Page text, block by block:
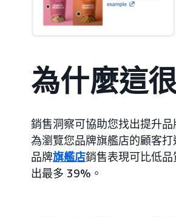
為什麼這
銷售洞察可協助您找出提升
為瀏覽您品牌旗艦店的顧客
品牌旗艦店銷售表現可比低
出最多 39%。